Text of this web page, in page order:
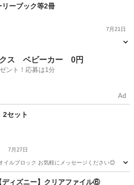
リーブック等2冊
7月21日
その他
クス ベビーカー 0円
ント！応募は1分
Ad
セット
7月27日
イルブロック お気軽にメッセージください😊
メイクアップ オイル
ィズニー】クリアファイル⑥